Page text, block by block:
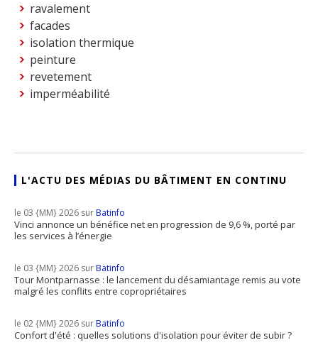
ravalement
facades
isolation thermique
peinture
revetement
imperméabilité
L'ACTU DES MÉDIAS DU BÂTIMENT EN CONTINU
le 03 {MM} 2026 surBatinfo
Vinci annonce un bénéfice net en progression de 9,6 %, porté par
les services à l’énergie
le 03 {MM} 2026 surBatinfo
Tour Montparnasse : le lancement du désamiantage remis au vote
malgré les conflits entre copropriétaires
le 02 {MM} 2026 surBatinfo
Confort d'été : quelles solutions d'isolation pour éviter de subir ?